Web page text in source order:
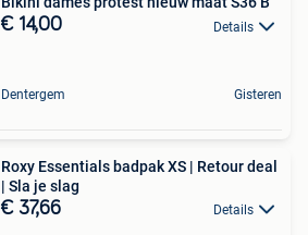
€ 14,00 Details
Dentergem Gisteren
Roxy Essentials badpak XS | Retour deal
| Sla je slag
€ 37,66 Details